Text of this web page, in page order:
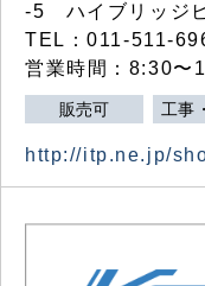
-5 ハイブリッジ
TEL：011-511-
営業時間：8:30〜
販売可 工事
http://itp.ne.jp/